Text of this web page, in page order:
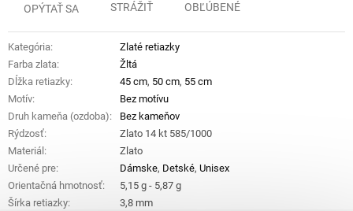
OPÝTAŤ SA STRÁŽIŤ OBĽÚBENÉ
Kategória:
Zlaté retiazky
Farba zlata:
Žltá
Dĺžka retiazky: 45 cm, 50 cm, 55 cm
Motív:
Bez motívu
Druh kameňa (ozdoba):
Bez kameňov
Rýdzosť:
Zlato 14 kt 585/1000
Materiál :
Zlato
Určené pre: Dámske, Detské, Unisex
Orientačná hmotnosť:
5,15 g - 5,87 g
Šírka retiazky: 3,8 mm